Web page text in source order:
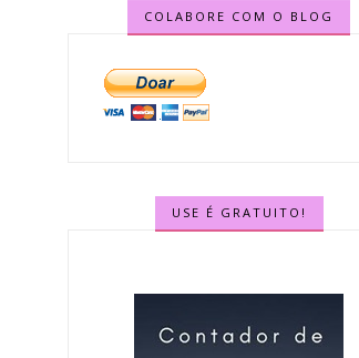
COLABORE COM O BLOG
USE É GRATUITO!